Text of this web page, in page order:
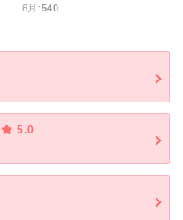
| 6月:540
5.0